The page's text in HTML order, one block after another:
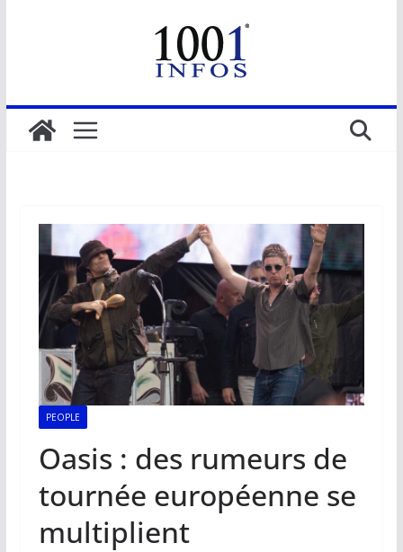
PEOPLE
Oasis : des rumeurs de
tournée européenne se
multiplient